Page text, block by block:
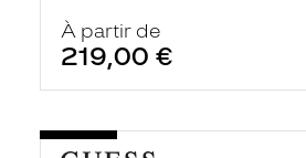
À partir de
219,00 €